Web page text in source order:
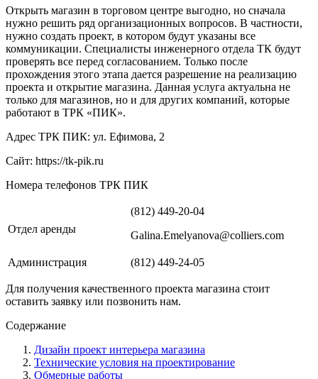
Открыть магазин в торговом центре выгодно, но сначала
нужно решить ряд организационных вопросов. В частности,
нужно создать проект, в котором будут указаны все
коммуникации. Специалисты инженерного отдела ТК будут
проверять все перед согласованием. Только после
прохождения этого этапа дается разрешение на реализацию
проекта и открытие магазина. Данная услуга актуальна не
только для магазинов, но и для других компаний, которые
работают в ТРК «ПИК».
Адрес ТРК ПИК: ул. Ефимова, 2
Сайт: https://tk-pik.ru
Номера телефонов ТРК ПИК
Отдел аренды
(812) 449-20-04
Galina.Emelyanova@colliers.com
Администрация (812) 449-24-05
Для получения качественного проекта магазина стоит
оставить заявку или позвонить нам.
Содержание
Дизайн проект интерьера магазина
Технические условия на проектирование
Обмерные работы